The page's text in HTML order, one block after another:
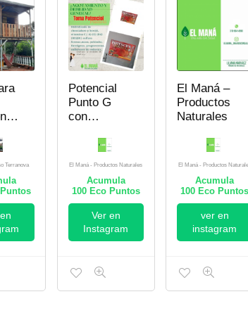
Terranova
Potencial
Punto G
con
El Maná - Productos Naturales
Acumula
100Eco Puntos
Ver en
Instagram
El Maná –
Productos
Naturales
El Maná - Productos
Acumula
100 Eco Puntos
ver en
instagram